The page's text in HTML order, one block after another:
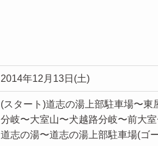
2014年12月13日(土)
(スタート)道志の湯上部駐車場〜
分岐〜大室山〜犬越路分岐〜前大
道志の湯〜道志の湯上部駐車場(ゴ